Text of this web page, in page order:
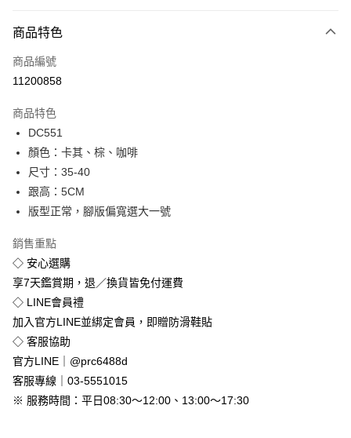
信用卡一次付款
超商取貨付款
Apple Pay
街口支付
悠遊付
Google Pay
全盈+PAY
運送方式
全家付款取貨
免運費
付款後全家取貨
免運費
7-11付款取貨
商品特色
商品編號
11200858
商品特色
DC551
顏色：卡其、棕、咖啡
尺寸：35-40
跟高：5CM
版型正常，腳版偏寬選大一號
銷售重點
◇ 安心選購
享7天鑑賞期，退／換貨皆免付運費
◇ LINE會員禮
加入官方LINE並綁定會員，即贈防滑鞋貼
◇ 客服協助
官方LINE｜@prc6488d
客服專線｜03-5551015
※ 服務時間：平日08:30～12:00、13:00～17:30